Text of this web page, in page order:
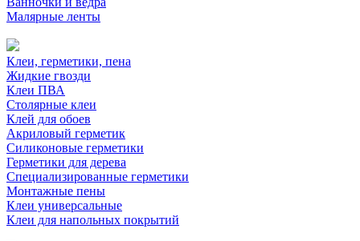
Малярные ленты
Клеи, герметики, пена
Жидкие гвозди
Клеи ПВА
Столярные клеи
Клей для обоев
Акриловый герметик
Силиконовые герметики
Герметики для дерева
Специализированные герметики
Монтажные пены
Клеи универсальные
Клеи для напольных покрытий